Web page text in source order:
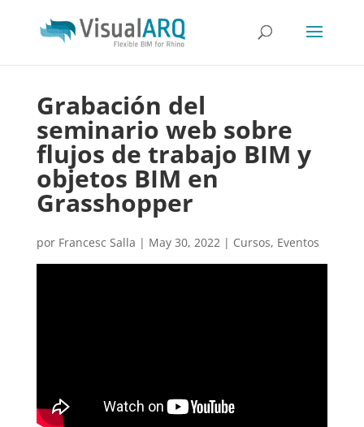
Grabación del
seminario web sobre
flujos de trabajo BIM y
objetos BIM en
Grasshopper
por Francesc Salla | May 30, 2022| Cursos, Eventos